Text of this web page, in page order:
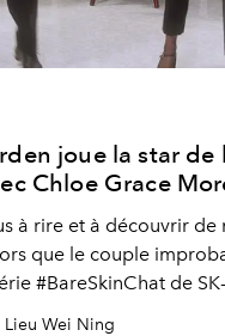
joue la star de
Chloe Grace
à rire et à découvrir de
que le couple
#BareSkinChat de
Wei Ning